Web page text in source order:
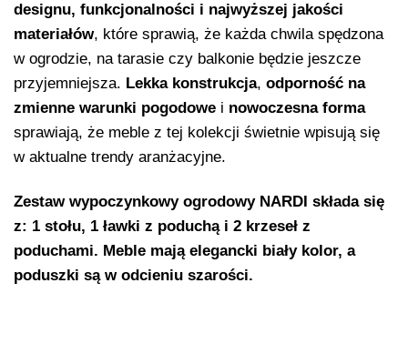
designu, funkcjonalności i najwyższej jakości
materiałów, które sprawią, że każda chwila spędzona
w ogrodzie, na tarasie czy balkonie będzie jeszcze
przyjemniejsza. Lekka konstrukcja, odporność na
zmienne warunki pogodowe i nowoczesna forma
sprawiają, że meble z tej kolekcji świetnie wpisują się
w aktualne trendy aranżacyjne.
Zestaw wypoczynkowy ogrodowy NARDI składa się
z: 1 stołu, 1 ławki z poduchą i 2 krzeseł z
poduchami. Meble mają elegancki biały kolor, a
poduszki są w odcieniu szarości.